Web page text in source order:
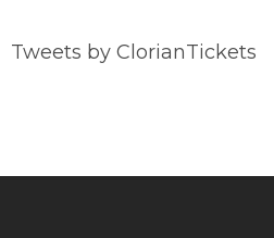
Tweets by ClorianTickets